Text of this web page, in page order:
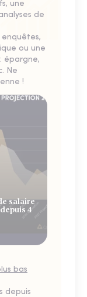
une
de
ou une
épargne,
Ne
!
salaire
4
bas
depuis